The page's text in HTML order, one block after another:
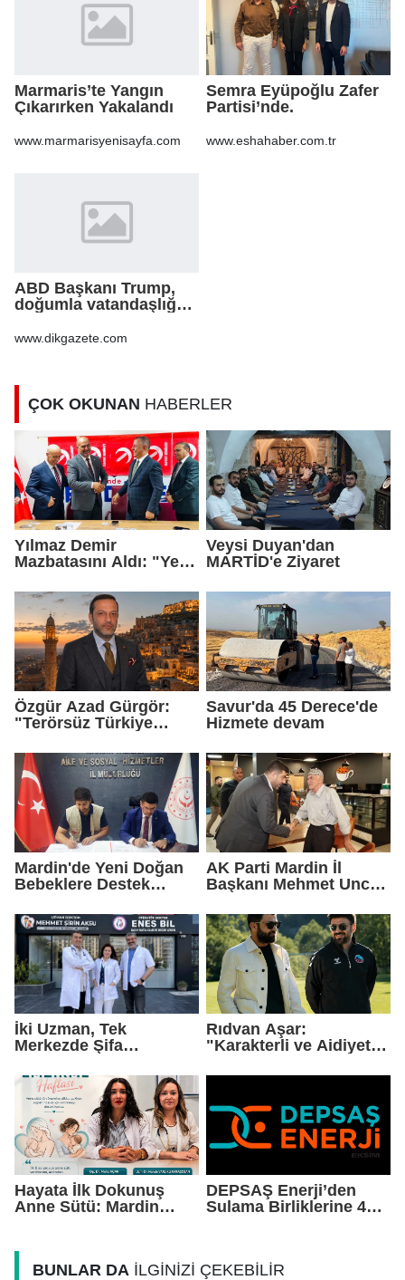
Marmaris’te Yangın
Çıkarırken Yakalandı
www.marmarisyenisayfa.com
Semra Eyüpoğlu Zafer
Partisi’nde.
www.eshahaber.com.tr
ABD Başkanı Trump,
doğumla vatandaşlığa
genişleten
www.dikgazete.com
ÇOK OKUNAN HABERLER
Yılmaz Demir
Mazbatasını Aldı: "Yeni
Geldik"
Veysi Duyan'dan
MARTİD'e Ziyaret
Özgür Azad Gürgör:
"Terörsüz Türkiye
Turizmi İçin Yeni Bir
Dönemin Başlangıcıdır"
Savur'da 45 Derece'de
Hizmete devam
Mardin'de Yeni Doğan
Bebeklere Destek
AK Parti Mardin İl
Başkanı Mehmet Uncu:
Geleceğimizi
Korumaktır"
İki Uzman, Tek
Merkezde Şifa
Rıdvan Aşar:
"Karakterli ve Aidiyet
Kadro Kuruyoruz"
Hayata İlk Dokunuş
Anne Sütü: Mardin
DEPSAŞ Enerji’den
Sulama Birliklerine 48
BUNLAR DA İLGİNİZİ ÇEKEBİLİR